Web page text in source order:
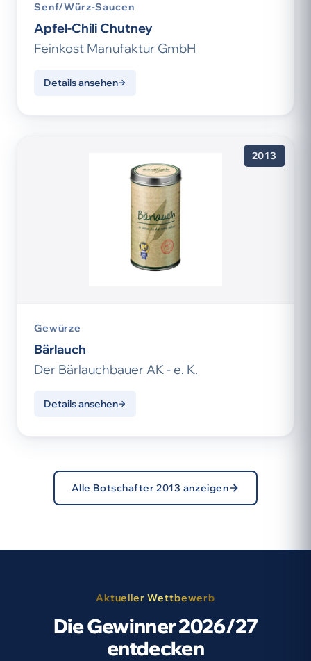
Senf/Würz-Saucen
Apfel-Chili Chutney
Feinkost Manufaktur GmbH
Details ansehen
2013
Gewürze
Bärlauch
Der Bärlauchbauer AK - e. K.
Details ansehen
Alle Botschafter 2013 anzeigen
Aktueller Wettbewerb
Die Gewinner 2026/27
entdecken